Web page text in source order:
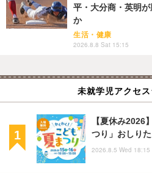
平・大分商・英明
か
生活・健康
2026.8.8 Sat 15:15
未就学児アクセ
【夏休み2026
つり」おしり
2026.8.5 Wed 18:15